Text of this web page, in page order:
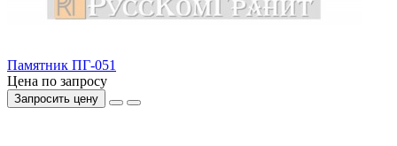
Памятник ПГ-051
Цена по запросу
Запросить цену